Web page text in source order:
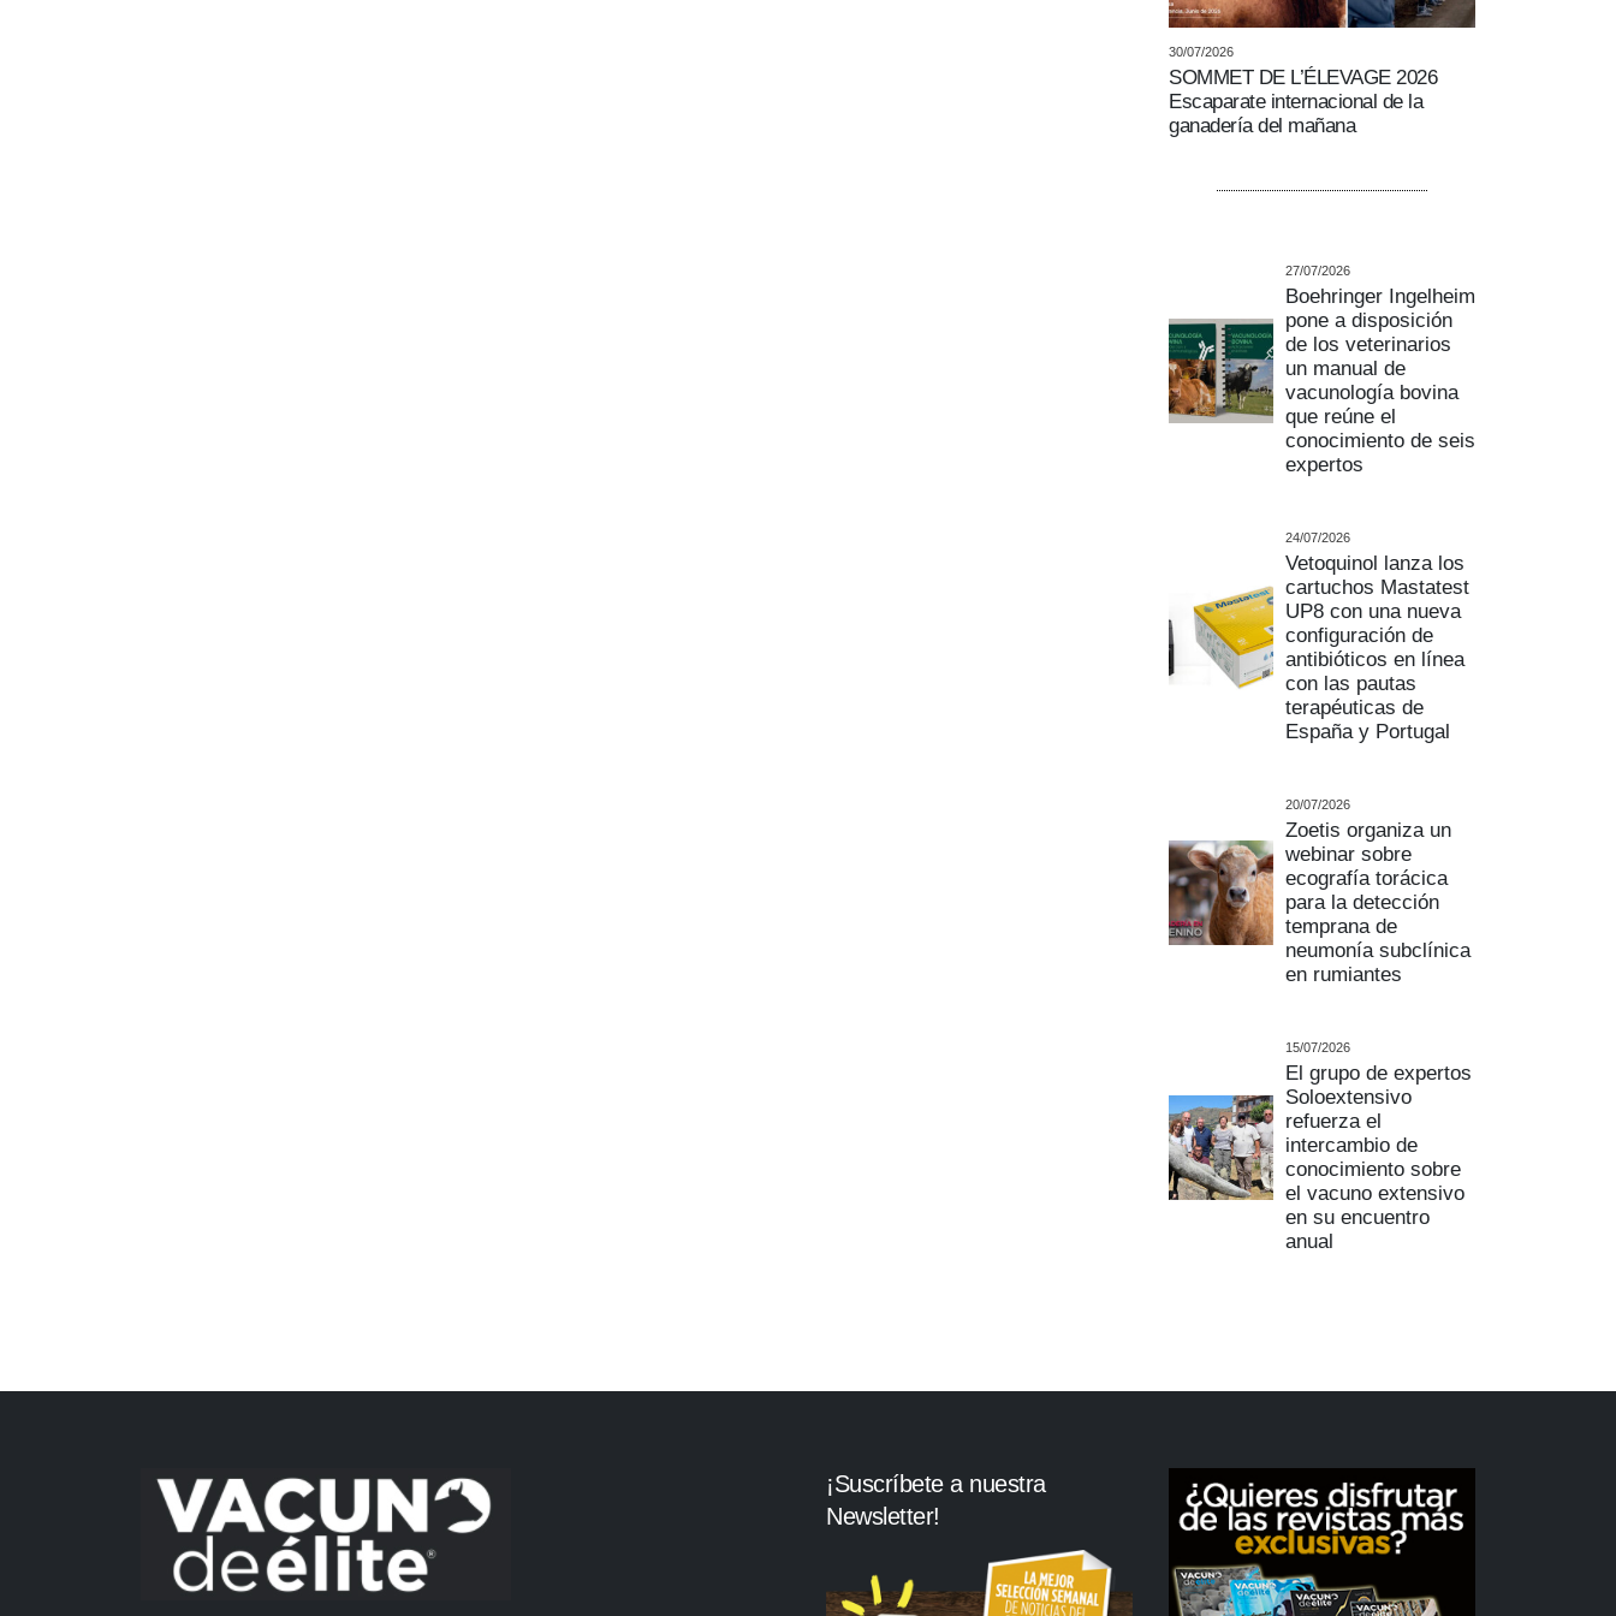
30/07/2026
SOMMET DE L’ÉLEVAGE 2026
Escaparate internacional de la
ganadería del mañana
27/07/2026
Boehringer Ingelheim
pone a disposición
de los veterinarios
un manual de
vacunología bovina
que reúne el
conocimiento de seis
expertos
24/07/2026
Vetoquinol lanza los
cartuchos Mastatest
UP8 con una nueva
configuración de
antibióticos en línea
con las pautas
terapéuticas de
España y Portugal
20/07/2026
Zoetis organiza un
webinar sobre
ecografía torácica
para la detección
temprana de
neumonía subclínica
en rumiantes
15/07/2026
El grupo de expertos
Soloextensivo
refuerza el
intercambio de
conocimiento sobre
el vacuno extensivo
en su encuentro
anual
¡Suscríbete a nuestra
Newsletter!